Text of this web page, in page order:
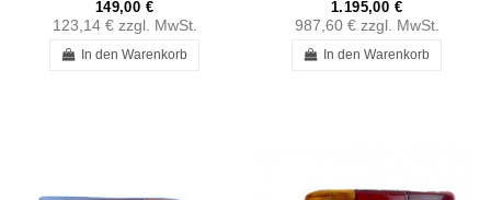
149,00 €
123,14 € zzgl. MwSt.
In den Warenkorb
1.195,00 €
987,60 € zzgl. MwSt.
In den Warenkorb